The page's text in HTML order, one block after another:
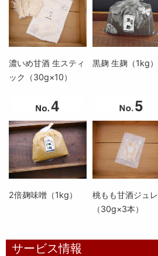
濃いめ甘酒 生スティ
ック（30g×10）
黒麹 生麹（1kg）
2倍麹味噌（1kg）
桃もも甘酒ジュレ
（30g×3本）
サービス情報